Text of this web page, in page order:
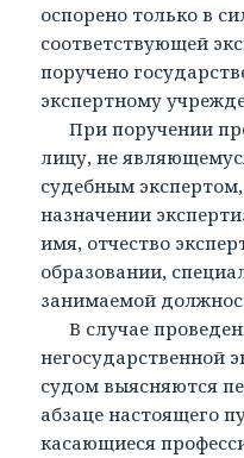
оспорено только в
соответствующей
поручено
экспертному
При поручении
лицу, не
судебным
назначении
имя, отчество
образовании,
занимаемой
В случае
негосударственной
судом выясняются
абзаце настоящего
касающиеся